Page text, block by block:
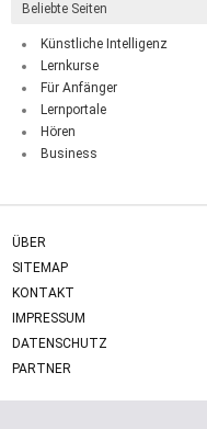
Beliebte Seiten
Künstliche Intelligenz
Lernkurse
Für Anfänger
Lernportale
Hören
Business
ÜBER
SITEMAP
KONTAKT
IMPRESSUM
DATENSCHUTZ
PARTNER